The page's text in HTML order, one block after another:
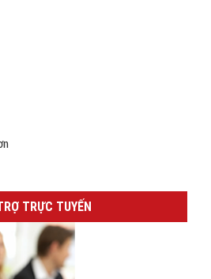
TRỰC TUYẾN